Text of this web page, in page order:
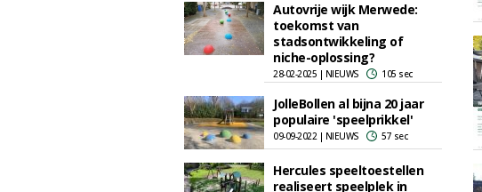
Autovrije wijk Merwede:
toekomst van
stadsontwikkeling of
niche-oplossing?
28-02-2025 | NIEUWS 105 sec
JolleBollen al bijna 20 jaar
populaire 'speelprikkel'
09-09-2022 | NIEUWS 57 sec
Hercules speeltoestellen
realiseert speelplek in